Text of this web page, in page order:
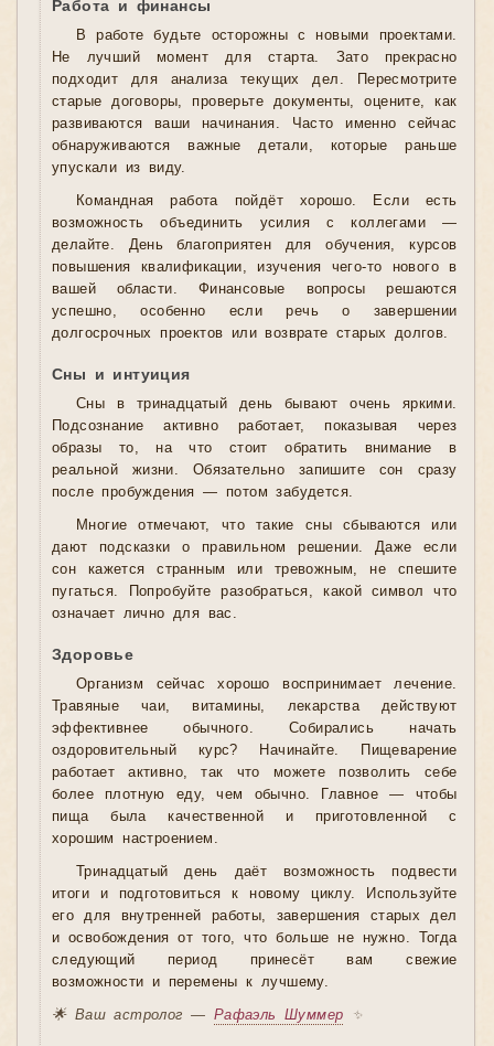
Работа и финансы
В работе будьте осторожны с новыми проектами.
Не лучший момент для старта. Зато прекрасно
подходит для анализа текущих дел. Пересмотрите
старые договоры, проверьте документы, оцените, как
развиваются ваши начинания. Часто именно сейчас
обнаруживаются важные детали, которые раньше
упускали из виду.
Командная работа пойдёт хорошо. Если есть
возможность объединить усилия с коллегами —
делайте. День благоприятен для обучения, курсов
повышения квалификации, изучения чего-то нового в
вашей области. Финансовые вопросы решаются
успешно, особенно если речь о завершении
долгосрочных проектов или возврате старых долгов.
Сны и интуиция
Сны в тринадцатый день бывают очень яркими.
Подсознание активно работает, показывая через
образы то, на что стоит обратить внимание в
реальной жизни. Обязательно запишите сон сразу
после пробуждения — потом забудется.
Многие отмечают, что такие сны сбываются или
дают подсказки о правильном решении. Даже если
сон кажется странным или тревожным, не спешите
пугаться. Попробуйте разобраться, какой символ что
означает лично для вас.
Здоровье
Организм сейчас хорошо воспринимает лечение.
Травяные чаи, витамины, лекарства действуют
эффективнее обычного. Собирались начать
оздоровительный курс? Начинайте. Пищеварение
работает активно, так что можете позволить себе
более плотную еду, чем обычно. Главное — чтобы
пища была качественной и приготовленной с
хорошим настроением.
Тринадцатый день даёт возможность подвести
итоги и подготовиться к новому циклу. Используйте
его для внутренней работы, завершения старых дел
и освобождения от того, что больше не нужно. Тогда
следующий период принесёт вам свежие
возможности и перемены к лучшему.
🌟 Ваш астролог — Рафаэль Шуммер ✨